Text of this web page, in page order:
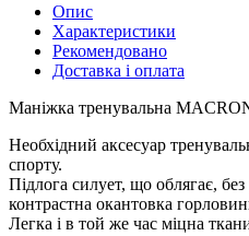
Опис
Характеристики
Рекомендовано
Доставка і оплата
Маніжка тренувальна
Необхідний аксесуар
спорту.
Підлога силует, що облягає, без
контрастна окантовка
Легка і в той же час міцна